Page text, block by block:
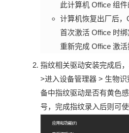
此计算机 Office 组件
计算机恢复出厂后，
首次激活 Office 时绑
重新完成 Office 激活
指纹相关驱动安装完成后
>进入设备管理器 > 生物
备中指纹驱动是否有黄色
号，完成指纹录入后则可使